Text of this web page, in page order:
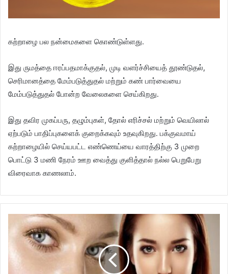
கற்றாழை பல நன்மைகளை கொண்டுள்ளது.
இது ருமத்தை ஈரப்பதமாக்குதல், முடி வளர்ச்சியைத் தூண்டுதல்,
செரிமானத்தை மேம்படுத்துதல் மற்றும் கண் பார்வையை
மேம்படுத்துதல் போன்ற வேலைகளை செய்கிறது.
இது தவிர முகப்பரு, தழும்புகள், தோல் எரிச்சல் மற்றும் வெயிலால்
ஏற்படும் பாதிப்புகளைக் குறைக்கவும் உதவுகிறது. பக்குவமாய்
கற்றாழையில் செய்யபட்ட எண்ணெய்யை வாரத்திற்கு 3 முறை
பொட்டு 3 மணி நேரம் ஊற வைத்து குளித்தால் நல்ல பெறுபேறு
விரைவாக காணலாம்.